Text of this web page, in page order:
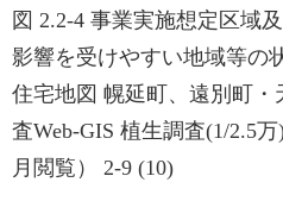
図 2.2-4 事業実施想定区域
影響を受けやすい地域等の
住宅地図 幌延町、遠別町・
査Web-GIS 植生調査(1/2.5
月閲覧） 2-9 (10)